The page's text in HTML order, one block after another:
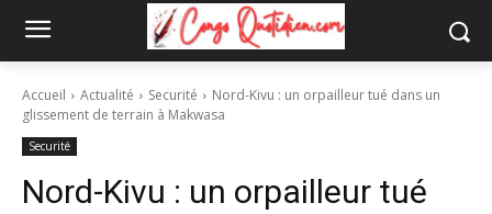
Accueil Actualité Securité
Nord-Kivu : un orpailleur tué dans un
glissement de terrain à Makwasa
Securité
Nord-Kivu : un orpailleur tué